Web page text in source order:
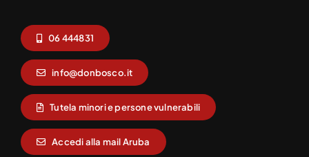
06 444831
info@donbosco.it
Tutela minori e persone vulnerabili
Accedi alla mail Aruba